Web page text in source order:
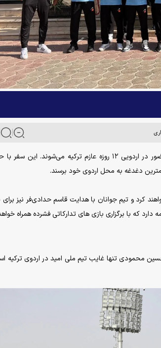
به گزارش خبرگزاری آنا، اعضای تیم‌های ملی امید و جوانان ایران، امروز برای حضور در اردویی ۱۲ روزه عازم ترکیه
کرد و تیم جوانان با هدایت قاسم حدادی‌فر نیز برای
امیرحسین محمودی تنها غایب تیم ملی امید در اردوی ترکیه